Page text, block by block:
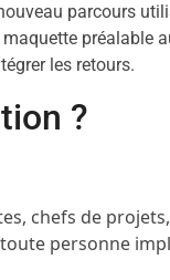
parcours
préalable
les retours.
?
chefs de
personne